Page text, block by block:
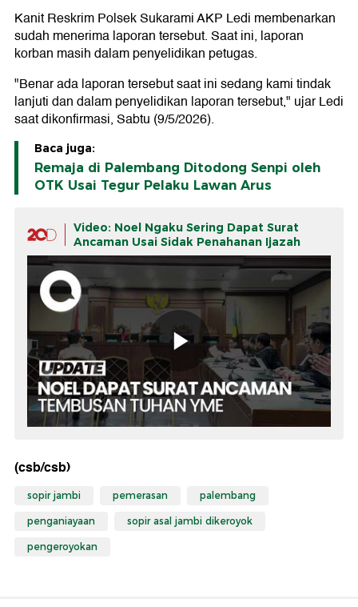
Kanit Reskrim Polsek Sukarami AKP Ledi membenarkan
sudah menerima laporan tersebut. Saat ini, laporan
korban masih dalam penyelidikan petugas.
"Benar ada laporan tersebut saat ini sedang kami tindak
lanjuti dan dalam penyelidikan laporan tersebut," ujar Ledi
saat dikonfirmasi, Sabtu (9/5/2026).
Baca juga:
Remaja di Palembang Ditodong Senpi oleh
OTK Usai Tegur Pelaku Lawan Arus
Video: Noel Ngaku Sering Dapat Surat
Ancaman Usai Sidak Penahanan Ijazah
(csb/csb)
sopir jambi pemerasan palembang
penganiayaan sopir asal jambi dikeroyok
pengeroyokan